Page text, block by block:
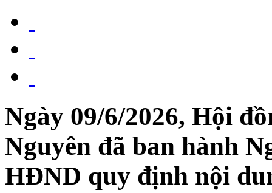
Ngày 09/6/2026, Hội
Nguyên đã ban hành
HĐND quy định nội